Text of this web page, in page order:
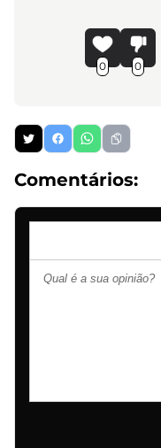
0 0
Comentários: